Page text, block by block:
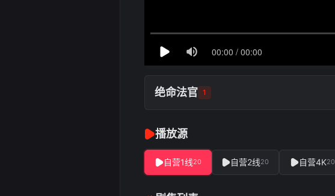
绝命法官 1
播放源
自营1线20 自营2线20 自营4K20